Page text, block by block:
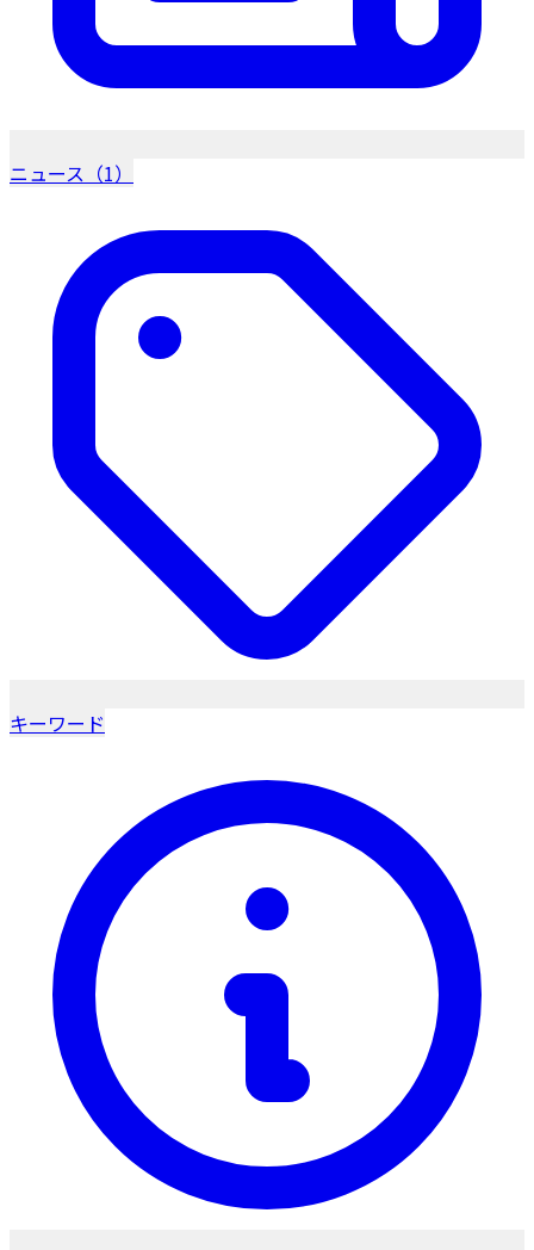
ニュース（1）
キーワード